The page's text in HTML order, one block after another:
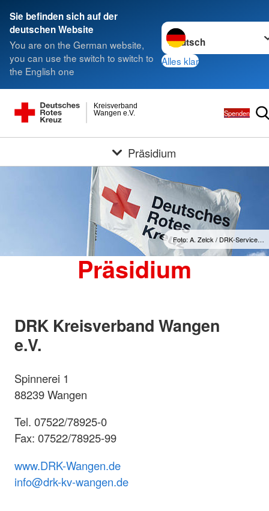
Sie befinden sich auf der
deutschen Website
You are on the German website,
you can use the switch to switch to
the English one
Sprache wechseln zu
Alles klar
Wangen e.V.
Kreisverband
Spenden
Präsidium
Foto: A. Zelck / DRK-Service…
Präsidium
DRK Kreisverband Wangen
e.V.
Spinnerei 1
88239 Wangen
Tel. 07522/78925-0
Fax: 07522/78925-99
www.DRK-Wangen.de
info@drk-kv-wangen.de